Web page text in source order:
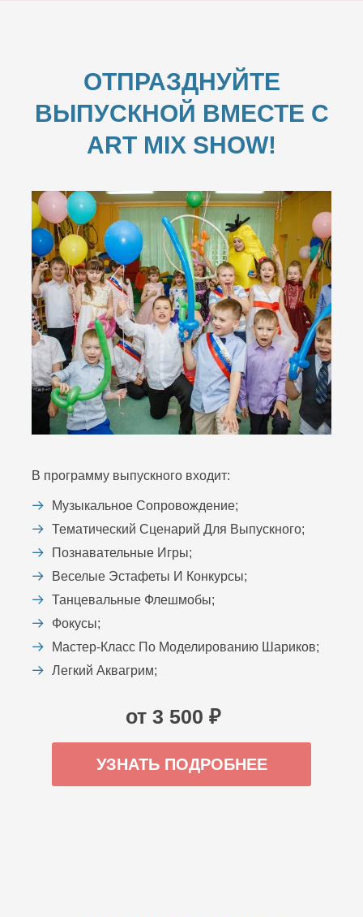
ОТПРАЗДНУЙТЕ
ВЫПУСКНОЙ ВМЕСТЕ С
ART MIX SHOW!
В программу выпускного входит:
Музыкальное Сопровождение;
Тематический Сценарий Для Выпускного;
Познавательные Игры;
Веселые Эстафеты И Конкурсы;
Танцевальные Флешмобы;
Фокусы;
Мастер-Класс По Моделированию Шариков;
Легкий Аквагрим;
от 3 500 ₽
УЗНАТЬ ПОДРОБНЕЕ